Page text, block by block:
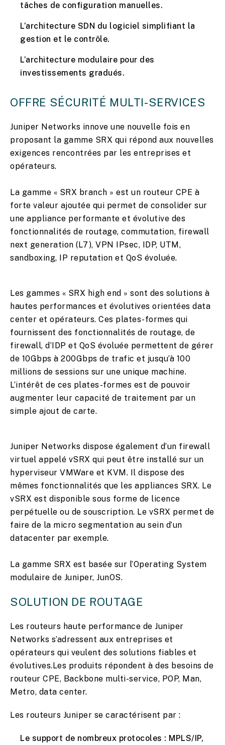
tâches de configuration manuelles.
L’architecture SDN du logiciel simplifiant la
gestion et le contrôle.
L’architecture modulaire pour des
investissements gradués.
OFFRE SÉCURITÉ MULTI-SERVICES
Juniper Networks innove une nouvelle fois en
proposant la gamme SRX qui répond aux nouvelles
exigences rencontrées par les entreprises et
opérateurs.
La gamme « SRX branch » est un routeur CPE à
forte valeur ajoutée qui permet de consolider sur
une appliance performante et évolutive des
fonctionnalités de routage, commutation, firewall
next generation (L7), VPN IPsec, IDP, UTM,
sandboxing, IP reputation et QoS évoluée.
Les gammes « SRX high end » sont des solutions à
hautes performances et évolutives orientées data
center et opérateurs. Ces plates-formes qui
fournissent des fonctionnalités de routage, de
firewall, d’IDP et QoS évoluée permettent de gérer
de 10Gbps à 200Gbps de trafic et jusqu’à 100
millions de sessions sur une unique machine.
L’intérêt de ces plates-formes est de pouvoir
augmenter leur capacité de traitement par un
simple ajout de carte.
Juniper Networks dispose également d’un firewall
virtuel appelé vSRX qui peut être installé sur un
hyperviseur VMWare et KVM. Il dispose des
mêmes fonctionnalités que les appliances SRX. Le
vSRX est disponible sous forme de licence
perpétuelle ou de souscription. Le vSRX permet de
faire de la micro segmentation au sein d’un
datacenter par exemple.
La gamme SRX est basée sur l’Operating System
modulaire de Juniper, JunOS.
SOLUTION DE ROUTAGE
Les routeurs haute performance de Juniper
Networks s’adressent aux entreprises et
opérateurs qui veulent des solutions fiables et
évolutives.Les produits répondent à des besoins de
routeur CPE, Backbone multi-service, POP, Man,
Metro, data center.
Les routeurs Juniper se caractérisent par :
Le support de nombreux protocoles : MPLS/IP,